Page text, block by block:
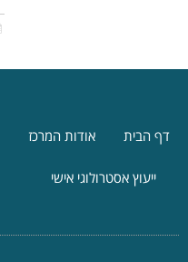
דף הבית אודות המרכז
ייעוץ אסטרולוגי אישי